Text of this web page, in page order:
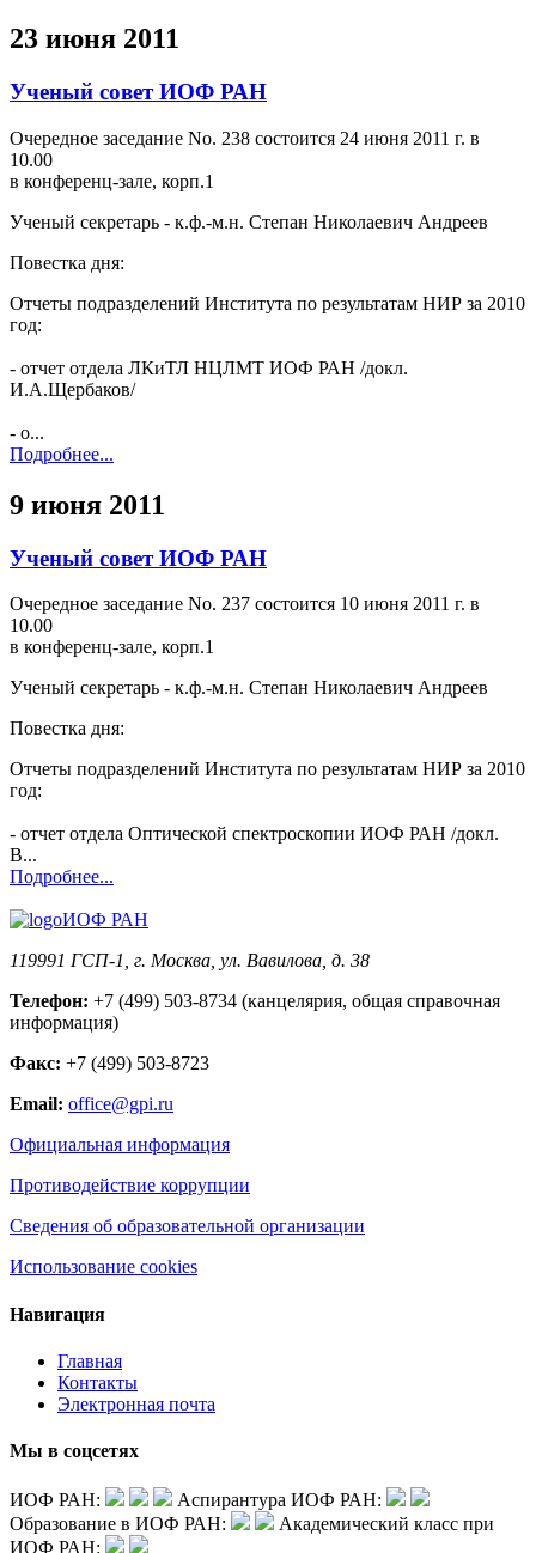
23 июня 2011
Ученый совет ИОФ РАН
Очередное заседание No. 238 состоится 24 июня 2011 г. в
10.00
в конференц-зале, корп.1
Ученый секретарь - к.ф.-м.н. Степан Николаевич Андреев
Повестка дня:
Отчеты подразделений Института по результатам НИР за 2010
год:
- oтчет отдела ЛКиТЛ НЦЛМТ ИОФ РАН /докл.
И.А.Щербаков/
- о...
Подробнее...
9 июня 2011
Ученый совет ИОФ РАН
Очередное заседание No. 237 состоится 10 июня 2011 г. в
10.00
в конференц-зале, корп.1
Ученый секретарь - к.ф.-м.н. Степан Николаевич Андреев
Повестка дня:
Отчеты подразделений Института по результатам НИР за 2010
год:
- отчет отдела Оптической спектроскопии ИОФ РАН /докл.
В...
Подробнее...
ИОФ РАН
119991 ГСП-1, г. Москва, ул. Вавилова, д. 38
Телефон: +7 (499) 503-8734 (канцелярия, общая справочная
информация)
Факс: +7 (499) 503-8723
Email: office@gpi.ru
Официальная информация
Противодействие коррупции
Сведения об образовательной организации
Использование cookies
Навигация
Главная
Контакты
Электронная почта
Мы в соцсетях
ИОФ РАН:
Аспирантура ИОФ РАН:
Образование в ИОФ РАН:
Академический класс при
ИОФ РАН: